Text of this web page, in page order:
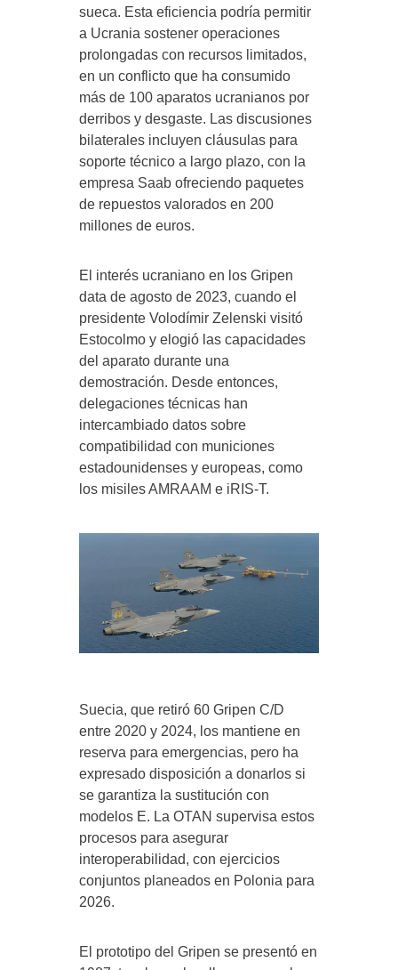
sueca. Esta eficiencia podría permitir
a Ucrania sostener operaciones
prolongadas con recursos limitados,
en un conflicto que ha consumido
más de 100 aparatos ucranianos por
derribos y desgaste. Las discusiones
bilaterales incluyen cláusulas para
soporte técnico a largo plazo, con la
empresa Saab ofreciendo paquetes
de repuestos valorados en 200
millones de euros.
El interés ucraniano en los Gripen
data de agosto de 2023, cuando el
presidente Volodímir Zelenski visitó
Estocolmo y elogió las capacidades
del aparato durante una
demostración. Desde entonces,
delegaciones técnicas han
intercambiado datos sobre
compatibilidad con municiones
estadounidenses y europeas, como
los misiles AMRAAM e iRIS-T.
Suecia, que retiró 60 Gripen C/D
entre 2020 y 2024, los mantiene en
reserva para emergencias, pero ha
expresado disposición a donarlos si
se garantiza la sustitución con
modelos E. La OTAN supervisa estos
procesos para asegurar
interoperabilidad, con ejercicios
conjuntos planeados en Polonia para
2026.
El prototipo del Gripen se presentó en